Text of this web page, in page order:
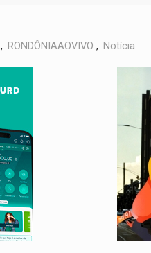
, RONDÔNIAAOVIVO , Notícia